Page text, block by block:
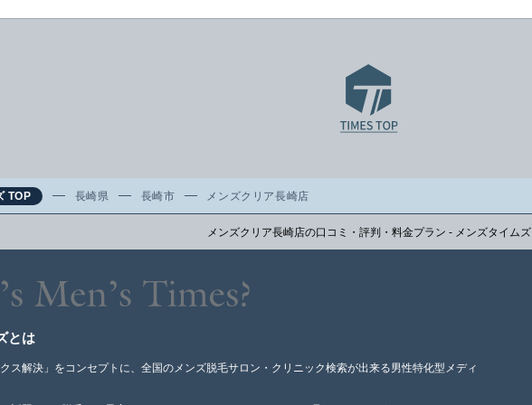
TOP 長崎県 長崎市 メンズクリア長崎店
メンズクリア長崎店の口コミ・評判・料金プラン - メンズタイムズ
とは
クス解決」をコンセプトに、全国のメンズ脱毛サロン・クリニック検索が出来る男性特化型メディ